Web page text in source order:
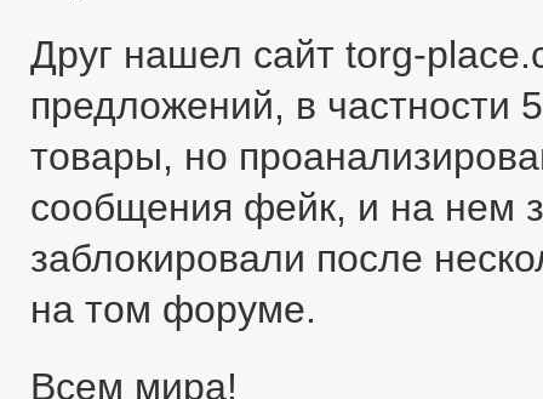
Друг нашел сайт torg-
предложений, в частности
товары, но
сообщения фейк, и на нем
заблокировали после
на том форуме.
Всем мира!